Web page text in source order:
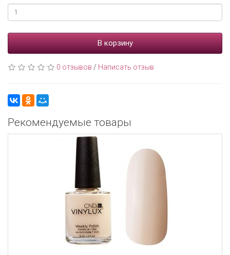
В корзину
0 отзывов / Написать отзыв
Рекомендуемые товары